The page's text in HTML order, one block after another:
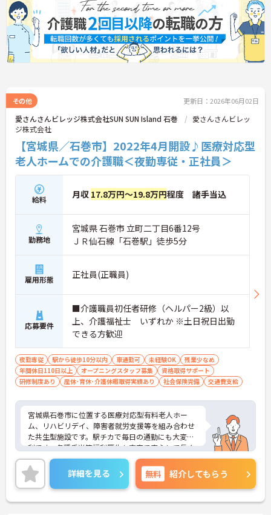
その他 更新日：2026年06月02日
愛さんさんビレッジ株式会社SUN SUN Island 石巻
愛さんさんビレッ
ジ株式会社
【宮城県／石巻市】2022年4月開設♪医療対応型
老人ホームでの介護職＜夜勤専従・正社員＞
給料 月収 17.8万円～19.8万円程度 諸手当込
勤務地
宮城県 石巻市 立町二丁目6番12号
ＪＲ仙石線「石巻駅」徒歩5分
雇用形態 正社員(正職員)
応募要件
■介護職員初任者研修（ヘルパー2級）以
上、介護福祉士 いずれか ※土日祝日出勤
できる方歓迎
夜勤専従 駅から徒歩10分以内 車通勤可 未経験OK
残業少なめ
年間休日110日以上
オープニングスタッフ募集
資格取得サポート
研修制度あり
産休･育休･介護休暇取得実績あり 社会保険完備 交通費支給
宮城県石巻市に位置する医療対応型有料老人ホー
ム、リハビリデイ、障害者就労支援等を組み合わせ
た共生型施設です。駅チカで毎日の通勤にも大変便
利です。各種手当等福利厚生も充実で安心して長く
お勤めいただけます。ご興味のある方には、面接対
策ポイントなど、さらに詳細をお話しいたしますの
でお気軽にご相談ください！
詳細を見る 無料 紹介してもらう